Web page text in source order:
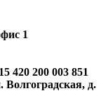
1
420 200 003 851
Волгоградская, д.